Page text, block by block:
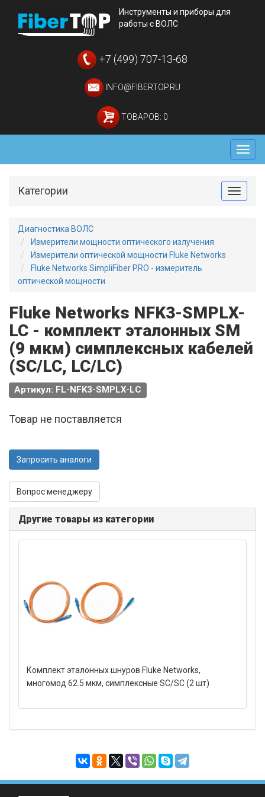
Инструменты и приборы для
работы с ВОЛС
+7 (499) 707-13-68
INFO@FIBERTOP.RU
ТОВАРОВ: 0
Меню
Toggle
Категории
Диагностика ВОЛС
Измерители мощности оптического излучения
Измерители оптической мощности Fluke Networks
Fluke Networks SimpliFiber PRO - измеритель
оптической мощности
Fluke Networks NFK3-SMPLX-
LC - комплект эталонных SM
(9 мкм) симплексных кабелей
(SC/LC, LC/LC)
Артикул: FL-NFK3-SMPLX-LC
Товар не поставляется
Запросить аналоги
Вопрос менеджеру
Другие товары из категории
Комплект эталонных шнуров Fluke Networks,
многомод 62.5 мкм, симплексные SC/SC (2 шт)